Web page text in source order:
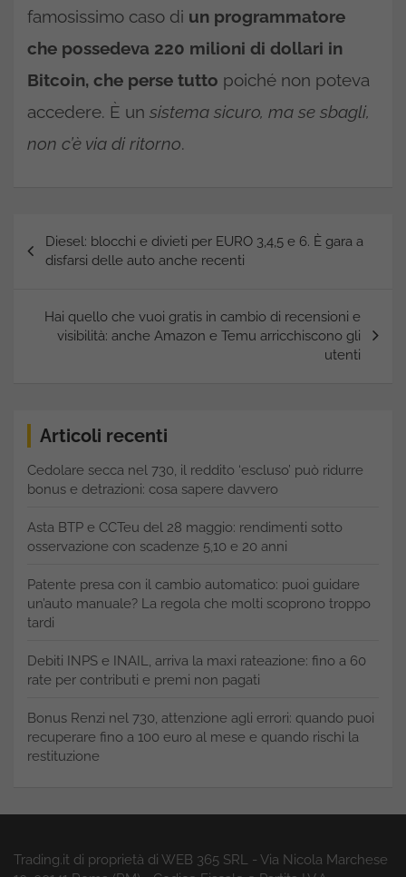
famosissimo caso di un programmatore
che possedeva 220 milioni di dollari in
Bitcoin, che perse tutto poiché non poteva
accedere. È un sistema sicuro, ma se sbagli,
non c’è via di ritorno.
articoli
Diesel: blocchi e divieti per EURO 3,4,5 e 6. È gara a
disfarsi delle auto anche recenti
Hai quello che vuoi gratis in cambio di recensioni e
visibilità: anche Amazon e Temu arricchiscono gli
utenti
Articoli recenti
Cedolare secca nel 730, il reddito ‘escluso’ può ridurre
bonus e detrazioni: cosa sapere davvero
Asta BTP e CCTeu del 28 maggio: rendimenti sotto
osservazione con scadenze 5,10 e 20 anni
Patente presa con il cambio automatico: puoi guidare
un’auto manuale? La regola che molti scoprono troppo
tardi
Debiti INPS e INAIL, arriva la maxi rateazione: fino a 60
rate per contributi e premi non pagati
Bonus Renzi nel 730, attenzione agli errori: quando puoi
recuperare fino a 100 euro al mese e quando rischi la
restituzione
Trading.it di proprietà di WEB 365 SRL - Via Nicola Marchese